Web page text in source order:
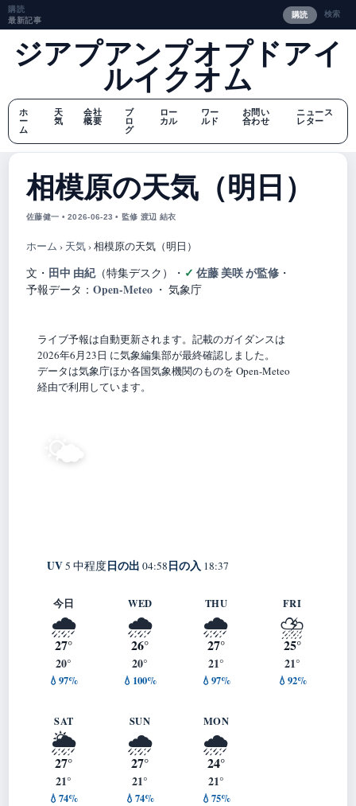
購読
最新記事
購読 検索
ジアプアンプオプドアイ
ルイクオム
ホ
ー
ム
天
気
会社
概要
ブ
ロ
グ
ロー
カル
ワー
ルド
お問い
合わせ
ニュース
レター
相模原の天気（明日）
佐藤健一 • 2026-06-23 • 監修 渡辺 結衣
ホーム › 天気›相模原の天気（明日）
文・ 田中 由紀（特集デスク） ・ 佐藤 美咲 が監修 ・
予報データ： Open-Meteo ・ 気象庁
ライブ予報は自動更新されます。記載のガイダンスは
2026年6月23日 に気象編集部が最終確認しました。
データは気象庁ほか各国気象機関のものを Open-Meteo
経由で利用しています。
🌤️
UV5 中程度日の出 04:58日の入 18:37
今日
🌧️
27°
20°
💧97%
WED
🌧️
26°
20°
💧100%
THU
🌧️
27°
21°
💧97%
FRI
⛈️
25°
21°
💧92%
SAT
🌦️
27°
21°
💧74%
SUN
🌧️
27°
21°
💧74%
MON
🌧️
24°
21°
💧75%